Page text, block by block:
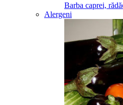
Barba caprei,
Alergeni